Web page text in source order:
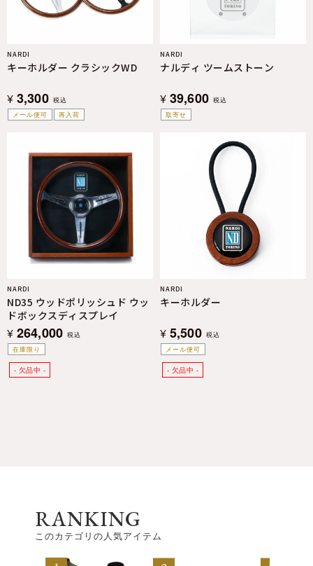
メール便可 再入荷
NARDI
キーホルダー クラシックWD
¥ 3,300 税込
取寄せ
NARDI
ナルディ ツームストーン
¥ 39,600 税込
在庫限り
NARDI
ND35 ウッドポリッシュド ウッ
ドボックスディスプレイ
¥ 264,000 税込
メール便可
NARDI
キーホルダー
¥ 5,500 税込
RANKING
このカテゴリの人気アイテム